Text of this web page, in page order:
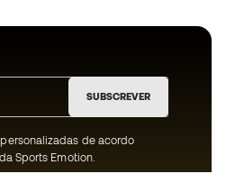
SUBSCREVER
de acordo
da Sports Emotion.